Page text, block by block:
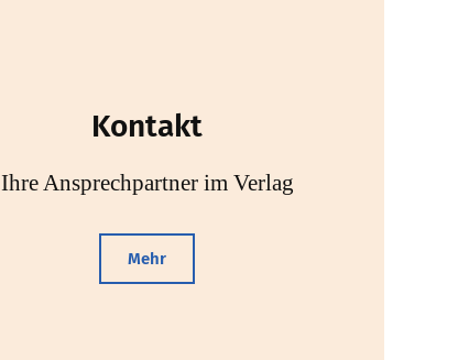
Kontakt
Ihre Ansprechpartner im Verlag
Mehr